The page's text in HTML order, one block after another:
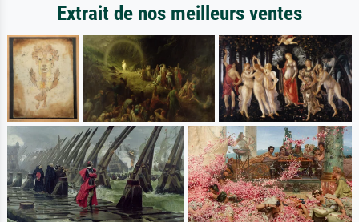
Extrait de nos meilleurs ventes